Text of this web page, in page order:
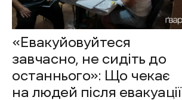
«Евакуйовуйтеся
завчасно, не сидіть до
останнього»: Що чекає
на людей після евакуації